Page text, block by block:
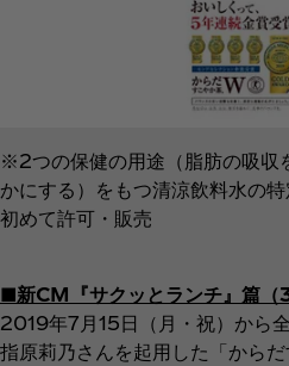
※2つの保健の用途（脂肪の吸収
かにする）をもつ清涼飲料水の
初めて許可・販売
■新CM『サクッとランチ』篇（
2019年7月15日（月・祝）から
指原莉乃さんを起用した「から